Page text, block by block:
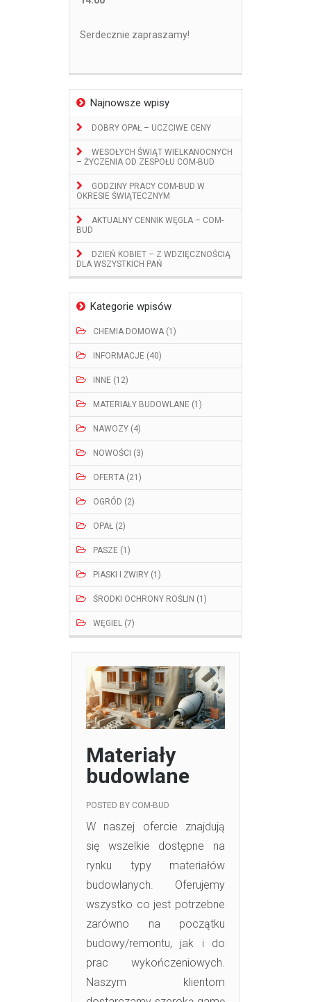
Serdecznie zapraszamy!
Najnowsze wpisy
DOBRY OPAŁ – UCZCIWE CENY
WESOŁYCH ŚWIĄT WIELKANOCNYCH
– ŻYCZENIA OD ZESPOŁU COM-BUD
GODZINY PRACY COM-BUD W
OKRESIE ŚWIĄTECZNYM
AKTUALNY CENNIK WĘGLA – COM-
BUD
DZIEŃ KOBIET – Z WDZIĘCZNOŚCIĄ
DLA WSZYSTKICH PAŃ
Kategorie wpisów
CHEMIA DOMOWA (1)
INFORMACJE (40)
INNE (12)
MATERIAŁY BUDOWLANE (1)
NAWOZY (4)
NOWOŚCI (3)
OFERTA (21)
OGRÓD (2)
OPAŁ (2)
PASZE (1)
PIASKI I ŻWIRY (1)
ŚRODKI OCHRONY ROŚLIN (1)
WĘGIEL (7)
Materiały
budowlane
POSTED BY COM-BUD
W naszej ofercie znajdują
się wszelkie dostępne na
rynku typy materiałów
budowlanych. Oferujemy
wszystko co jest potrzebne
zarówno na początku
budowy/remontu, jak i do
prac wykończeniowych.
Naszym klientom